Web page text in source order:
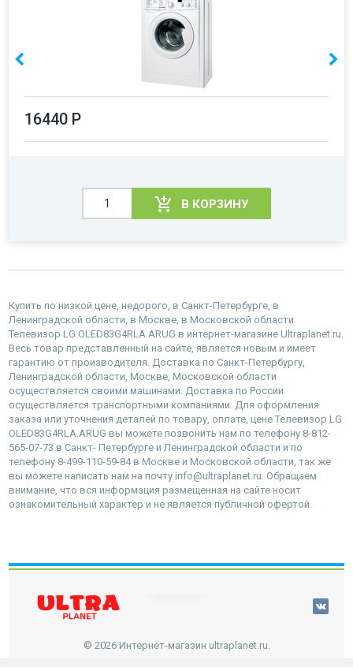
16440 Р
В КОРЗИНУ
Купить по низкой цене, недорого, в Санкт-Петербурге, в
Ленинградской области, в Москве, в Московской области
Телевизор LG OLED83G4RLA.ARUG в интернет-магазине Ultraplanet.ru.
Весь товар представленный на сайте, является новым и имеет
гарантию от производителя. Доставка по Санкт-Петербургу,
Ленинградской области, Москве, Московской области
осуществляется своими машинами. Доставка по России
осуществляется транспортными компаниями. Для оформления
заказа или уточнения деталей по товару, оплате, цене Телевизор LG
OLED83G4RLA.ARUG вы можете позвонить нам по телефону 8-812-
565-07-73 в Санкт- Петербурге и Ленинградской области и по
телефону 8-499-110-59-84 в Москве и Московской области, так же
вы можете написать нам на почту info@ultraplanet.ru. Обращаем
внимание, что вся информация размещенная на сайте носит
ознакомительный характер и не является публичной офертой.
© 2026 Интернет-магазин ultraplanet.ru.
наверх